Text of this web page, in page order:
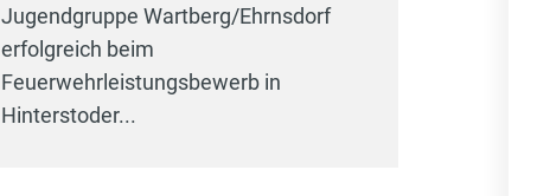
Jugendgruppe Wartberg/Ehrnsdorf
erfolgreich beim
Feuerwehrleistungsbewerb in
Hinterstoder...